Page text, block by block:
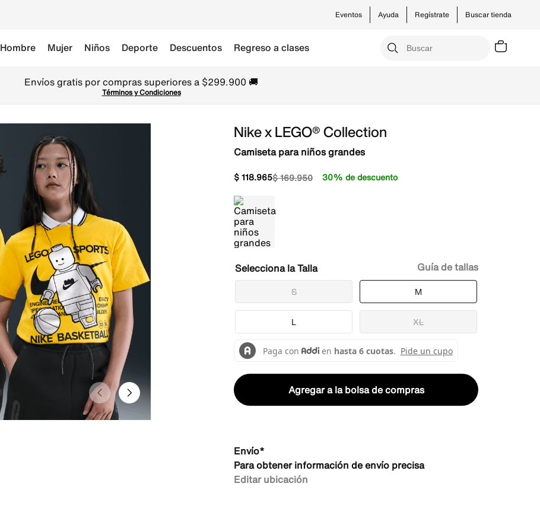
Buscar tienda
Ayuda Regístrate
Eventos
Hombre Mujer Niños Deporte Descuentos Regreso a clases
Envíos gratis por compras superiores a $299.900 🚚
Términos y Condiciones
Nike x LEGO® Collection
Camiseta para niños grandes
$169.950
$118.965 30% de descuento
Talla
S M
L XL
Guía de tallas
Agregar a la bolsa de compras
Envío*
Para obtener información de envío precisa
Editar ubicación